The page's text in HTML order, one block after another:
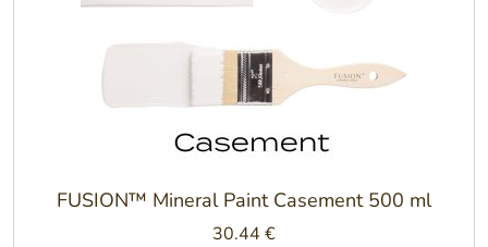
FUSION™ Mineral Paint Casement 500 ml
30.44 €